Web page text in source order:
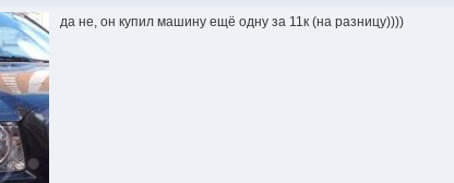
да не, он купил машину ещё одну за 11к (на разницу))))